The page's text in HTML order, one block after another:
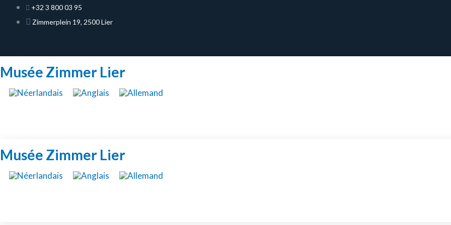
Aller
+32 3 800 03 95
Zimmerplein 19, 2500 Lier
Musée Zimmer Lier
Musée Zimmer Lier